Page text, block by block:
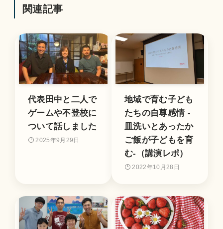
関連記事
代表田中と二人で
ゲームや不登校に
ついて話しました
2025年9月29日
地域で育む子ども
たちの自尊感情 -
皿洗いとあったか
ご飯が子どもを育
む-（講演レポ）
2022年10月28日